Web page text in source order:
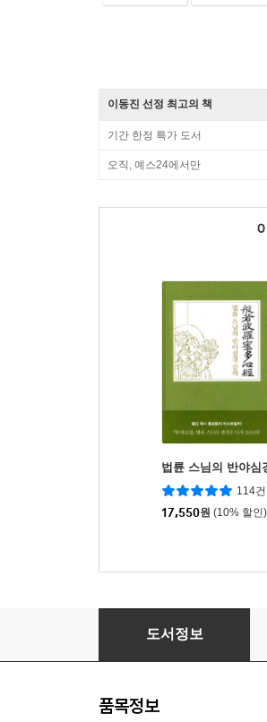
이동진 선정 최고의 책
기간 한정 특가 도서
오직, 예스24에서만
법륜 스님의 반야심
114건
17,550원 (10% 할인)
세계를 매혹한 돌
도서정보
품목정보